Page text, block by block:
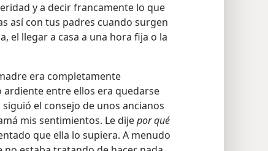
y a decir francamente lo que
así con tus padres cuando surgen
el llegar a casa a una hora fija o la
era completamente
entre ellos era quedarse
el consejo de unos ancianos
mis sentimientos. Le dijepor qué
que ella lo supiera. A menudo